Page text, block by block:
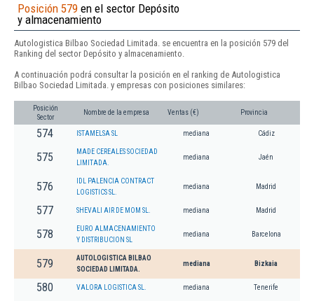
Posición 579 en el sector Depósito
y almacenamiento
Autologistica Bilbao Sociedad Limitada. se encuentra en la posición 579 del
Ranking del sector Depósito y almacenamiento.
A continuación podrá consultar la posición en el ranking de Autologistica
Bilbao Sociedad Limitada. y empresas con posiciones similares:
Posición
Sector
Nombre de la empresa Ventas (€) Provincia
574 ISTAMELSA SL mediana Cádiz
575
MADE CEREALES SOCIEDAD
LIMITADA.
mediana Jaén
576
IDL PALENCIA CONTRACT
LOGISTICS SL.
mediana Madrid
577 SHEVALI AIR DE MOM SL. mediana Madrid
578
EURO ALMACENAMIENTO
Y DISTRIBUCION SL
mediana Barcelona
579
AUTOLOGISTICA BILBAO
SOCIEDAD LIMITADA.
mediana Bizkaia
580 VALORA LOGISTICA SL. mediana Tenerife